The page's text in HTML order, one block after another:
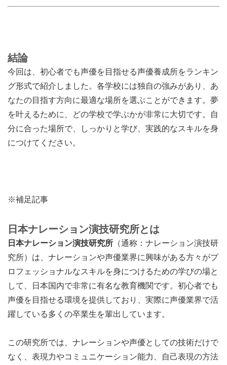
結論
今回は、初心者でも声優を目指せる声優養成所をランキン
グ形式で紹介しました。各学校には独自の強みがあり、あ
なたの目指す方向に最適な場所を選ぶことができます。夢
を叶えるために、どの学校で学ぶかが非常に大切です。自
分に合った場所で、しっかりと学び、実践的なスキルを身
につけてください。
※補足記事
日本ナレーション演技研究所とは
日本ナレーション演技研究所 （通称：ナレーション演技研
究所）は、ナレーションや声優業界に興味がある方々がプ
ロフェッショナルなスキルを身につけるための学びの場と
して、日本国内で非常に有名な教育機関です。初心者でも
声優を目指せる環境を提供しており、実際に声優業界で活
躍している多くの卒業生を輩出しています。
この研究所では、ナレーションや声優としての技術だけで
なく、表現力やコミュニケーション能力、自己表現の方法